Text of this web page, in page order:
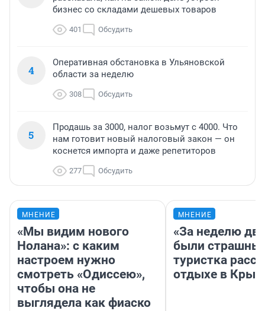
бизнес со складами дешевых товаров
401 Обсудить
4
Оперативная обстановка в Ульяновской
области за неделю
308 Обсудить
5
Продашь за 3000, налог возьмут с 4000. Что
нам готовит новый налоговый закон — он
коснется импорта и даже репетиторов
277 Обсудить
МНЕНИЕ
«Мы видим нового
Нолана»: с каким
настроем нужно
смотреть «Одиссею»,
чтобы она не
выглядела как фиаско
МНЕНИЕ
«За неделю
были
туристка
отдыхе в